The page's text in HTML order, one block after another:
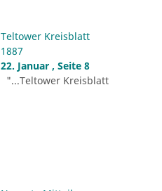
Teltower Kreisblatt
1887
22. Januar , Seite 8
"...Teltower Kreisblatt